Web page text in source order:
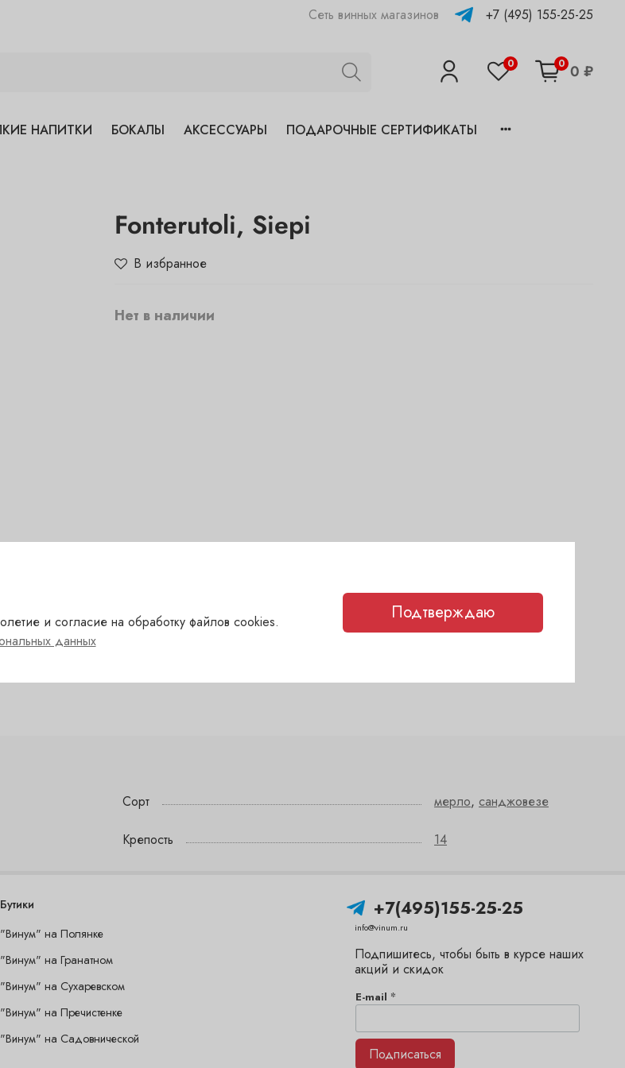
Сеть винных магазинов +7 (495) 155-25-25
0 0 0 ₽
НАПИТКИ БОКАЛЫ АКСЕССУАРЫ ПОДАРОЧНЫЕ СЕРТИФИКАТЫ
Fonterutoli, Siepi
В избранное
Нет в наличии
Сорт мерло, санджовезе
Крепость 14
Бутики
"Винум" на Полянке
"Винум" на Гранатном
"Винум" на Сухаревском
"Винум" на Пречистенке
"Винум" на Садовнической
+7(495)155-25-25
info@vinum.ru
Подпишитесь, чтобы быть в курсе наших
акций и скидок
E-mail *
Подписаться
и согласие на обработку файлов cookies.
данных
Подтверждаю